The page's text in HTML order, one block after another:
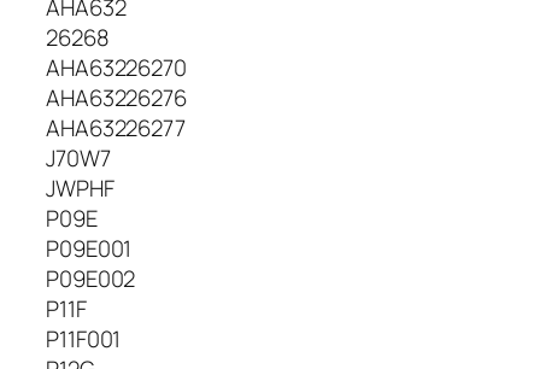
D
E
L
L
J
W
P
H
F
O
r
i
g
AHA632
26268
AHA63226270
AHA63226276
AHA63226277
J70W7
JWPHF
P09E
P09E001
P09E002
P11F
P11F001